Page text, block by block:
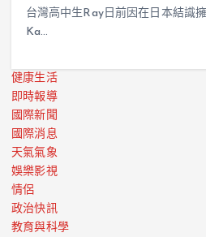
台灣高中生Ray日前因在日本結識
Ka…
健康生活
即時報導
國際新聞
國際消息
天氣氣象
娛樂影視
情侶
政治快訊
教育與科學